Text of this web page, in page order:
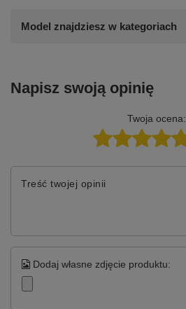
Model znajdziesz w kategoriach
Napisz swoją opinię
Twoja ocena:
Treść twojej opinii
Dodaj własne zdjęcie produktu: